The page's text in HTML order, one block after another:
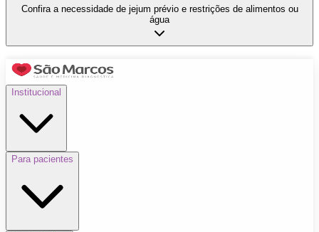
Confira a necessidade de jejum prévio e restrições de alimentos ou
água
Institucional
Para pacientes